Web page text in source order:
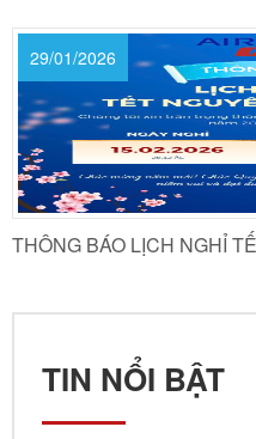
29/01/2026
THÔNG BÁO LỊCH NGHỈ
TIN NỔI BẬT